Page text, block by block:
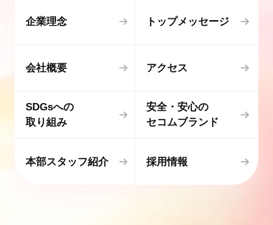
企業理念 トップメッセージ
会社概要 アクセス
SDGsへの
取り組み
安全・安心の
セコムブランド
本部スタッフ紹介 採用情報